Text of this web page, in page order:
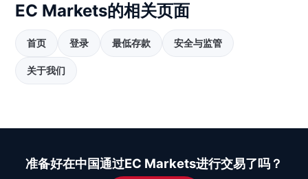
EC Markets的相关页面
首页 登录 最低存款 安全与监管
关于我们
准备好在中国通过EC Markets进行交易了吗？